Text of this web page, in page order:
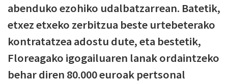
abenduko ezohiko udalbatzarrean. Batetik,
etxez etxeko zerbitzua beste urtebeterako
kontratatzea adostu dute, eta bestetik,
Floreagako igogailuaren lanak ordaintzeko
behar diren 80.000 euroak pertsonal